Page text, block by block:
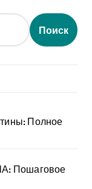
Поиск
Полное
Пошаговое